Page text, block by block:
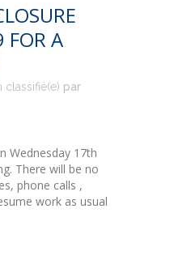
FOR A
classifié(e) par
Wednesday 17th
There will be no
phone calls ,
work as usual